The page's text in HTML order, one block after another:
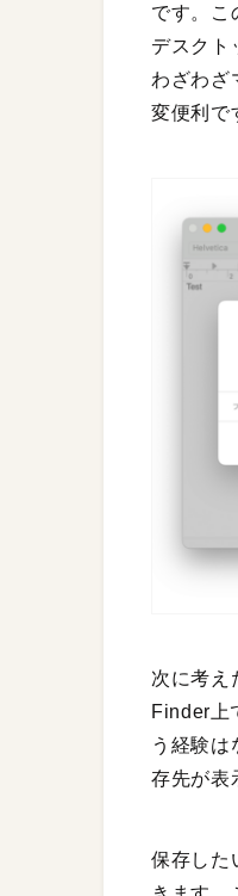
です。こ
デスクト
わざわざ
変便利
次に考え
Finder上
う経験
存先が表
保存した